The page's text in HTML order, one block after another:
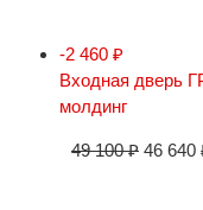
-2 460 ₽
Входная дверь
молдинг
49 100₽ 46 640